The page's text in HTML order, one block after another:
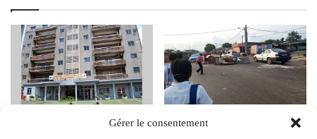
Gérer le consentement
Législatives et locales 2025 au
Mobilisation Citoyenne à Port-